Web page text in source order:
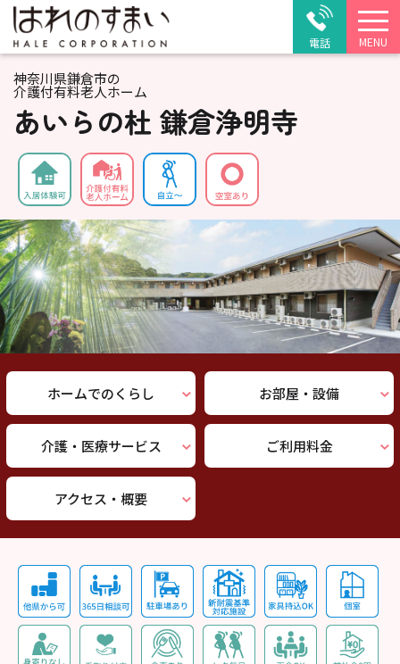
電話 MENU
神奈川県鎌倉市の
介護付有料老人ホーム
あいらの杜 鎌倉浄明寺
ホームでのくらし お部屋・設備
介護・医療サービス ご利用料金
アクセス・概要